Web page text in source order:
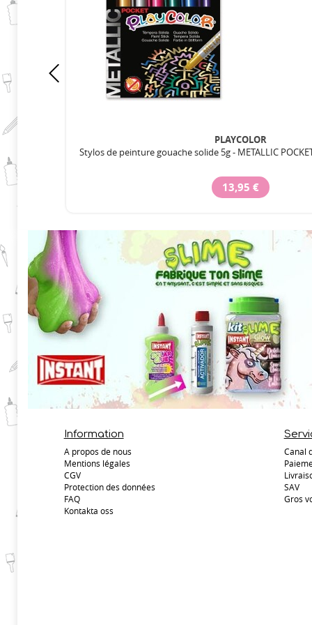
PLAYCOLOR
Stylos de peinture gouache solide 5g - METALLIC
13,95 €
Information
A propos de nous
Mentions légales
CGV
Protection des données
FAQ
Kontakta oss
Canal
SAV
Gros